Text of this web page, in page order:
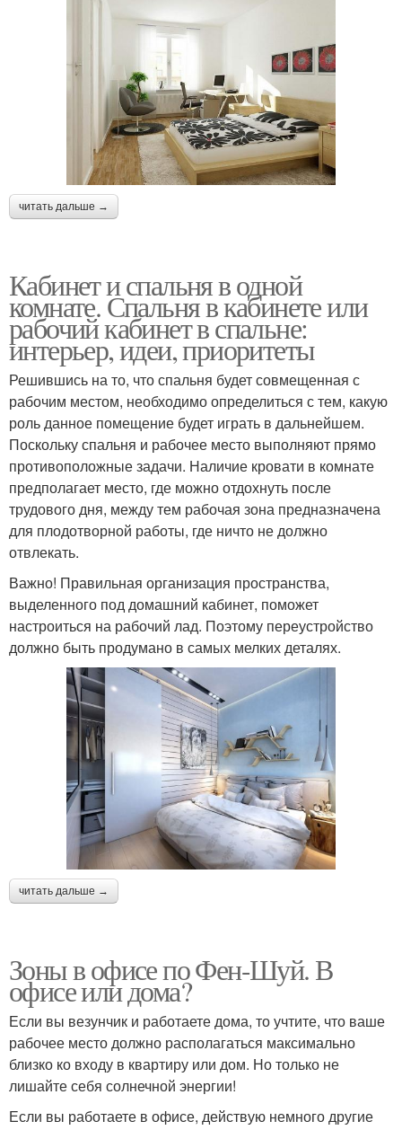
читать дальше →
Кабинет и спальня в одной
комнате. Спальня в кабинете или
рабочий кабинет в спальне:
интерьер, идеи, приоритеты
Решившись на то, что спальня будет совмещенная с
рабочим местом, необходимо определиться с тем, какую
роль данное помещение будет играть в дальнейшем.
Поскольку спальня и рабочее место выполняют прямо
противоположные задачи. Наличие кровати в комнате
предполагает место, где можно отдохнуть после
трудового дня, между тем рабочая зона предназначена
для плодотворной работы, где ничто не должно
отвлекать.
Важно! Правильная организация пространства,
выделенного под домашний кабинет, поможет
настроиться на рабочий лад. Поэтому переустройство
должно быть продумано в самых мелких деталях.
читать дальше →
Зоны в офисе по Фен-Шуй. В
офисе или дома?
Если вы везунчик и работаете дома, то учтите, что ваше
рабочее место должно располагаться максимально
близко ко входу в квартиру или дом. Но только не
лишайте себя солнечной энергии!
Если вы работаете в офисе, действую немного другие